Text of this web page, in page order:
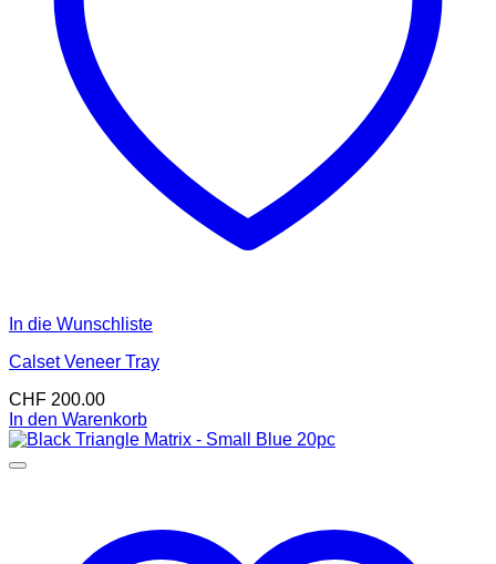
In die Wunschliste
Calset Veneer Tray
CHF 200.00
In den Warenkorb